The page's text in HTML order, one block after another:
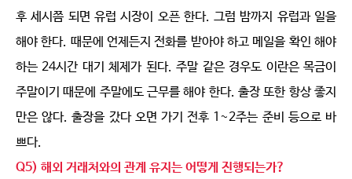
후 세시쯤 되면 유럽 시장이 오픈 한다. 그럼 밤까지 유럽과 일을
해야 한다. 때문에 언제든지 전화를 받아야 하고 메일을 확인 해야
하는 24시간 대기 체제가 된다. 주말 같은 경우도 이란은 목금이
주말이기 때문에 주말에도 근무를 해야 한다. 출장 또한 항상 좋지
만은 않다. 출장을 갔다 오면 가기 전후 1~2주는 준비 등으로 바
쁘다.
Q5) 해외 거래처와의 관계 유지는 어떻게 진행되는가?